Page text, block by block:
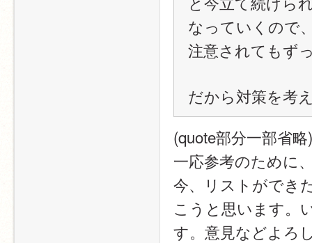
なっていくので
注意されてもず
だから対策を考
(quote部分一部省略)
一応参考のために
今、リストができ
こうと思います。
す。意見などよろ